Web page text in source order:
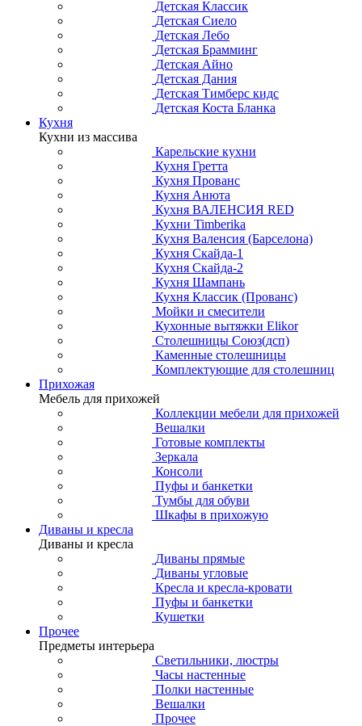
Детская Классик
Детская Сиело
Детская Лебо
Детская Брамминг
Детская Айно
Детская Дания
Детская Тимберс кидс
Детская Коста Бланка
Кухня
Кухни из массива
Карельские кухни
Кухня Гретта
Кухня Прованс
Кухня Анюта
Кухня ВАЛЕНСИЯ RED
Кухни Timberika
Кухня Валенсия (Барселона)
Кухня Скайда-1
Кухня Скайда-2
Кухня Шампань
Кухня Классик (Прованс)
Мойки и смесители
Кухонные вытяжки Elikor
Столешницы Союз(дсп)
Каменные столешницы
Комплектующие для столешниц
Прихожая
Мебель для прихожей
Коллекции мебели для прихожей
Вешалки
Готовые комплекты
Зеркала
Консоли
Пуфы и банкетки
Тумбы для обуви
Шкафы в прихожую
Диваны и кресла
Диваны и кресла
Диваны прямые
Диваны угловые
Кресла и кресла-кровати
Пуфы и банкетки
Кушетки
Прочее
Предметы интерьера
Светильники, люстры
Часы настенные
Полки настенные
Вешалки
Прочее